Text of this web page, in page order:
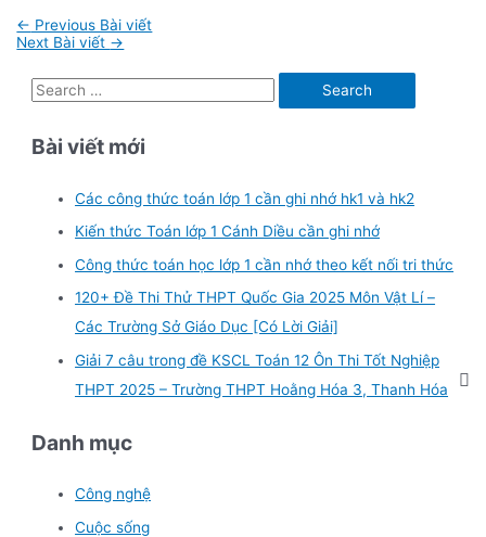
Điều
hướng
viết
← Previous Bài viết
Next Bài viết →
S
a
Bài viết mới
Các công thức toán lớp 1 cần ghi nhớ hk1 và hk2
Kiến thức Toán lớp 1 Cánh Diều cần ghi nhớ
Công thức toán học lớp 1 cần nhớ theo kết nối tri thức
120+ Đề Thi Thử THPT Quốc Gia 2025 Môn Vật Lí –
Các Trường Sở Giáo Dục [Có Lời Giải]
Giải 7 câu trong đề KSCL Toán 12 Ôn Thi Tốt Nghiệp
THPT 2025 – Trường THPT Hoằng Hóa 3, Thanh Hóa
Danh mục
Công nghệ
Cuộc sống